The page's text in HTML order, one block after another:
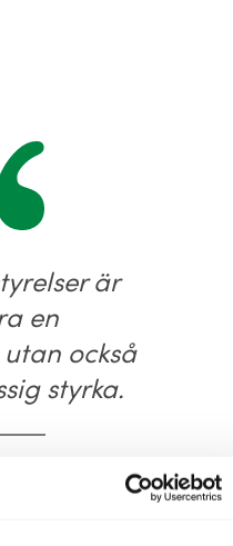
är
en
också
styrka.
vd Almi Gotland